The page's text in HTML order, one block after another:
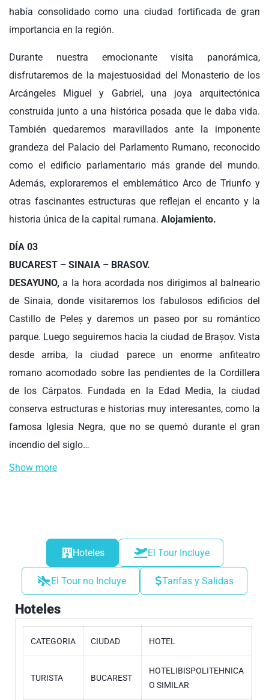
había consolidado como una ciudad fortificada de gran
importancia en la región.
Durante nuestra emocionante visita panorámica,
disfrutaremos de la majestuosidad del Monasterio de los
Arcángeles Miguel y Gabriel, una joya arquitectónica
construida junto a una histórica posada que le daba vida.
También quedaremos maravillados ante la imponente
grandeza del Palacio del Parlamento Rumano, reconocido
como el edificio parlamentario más grande del mundo.
Además, exploraremos el emblemático Arco de Triunfo y
otras fascinantes estructuras que reflejan el encanto y la
historia única de la capital rumana. Alojamiento.
DÍA 03
BUCAREST – SINAIA – BRASOV.
DESAYUNO, a la hora acordada nos dirigimos al balneario
de Sinaia, donde visitaremos los fabulosos edificios del
Castillo de Peleș y daremos un paseo por su romántico
parque. Luego seguiremos hacia la ciudad de Brașov. Vista
desde arriba, la ciudad parece un enorme anfiteatro
romano acomodado sobre las pendientes de la Cordillera
de los Cárpatos. Fundada en la Edad Media, la ciudad
conserva estructuras e historias muy interesantes, como la
famosa Iglesia Negra, que no se quemó durante el gran
incendio del siglo…
Show more
Hoteles El Tour Incluye
El Tour no Incluye Tarifas y Salidas
Hoteles
CATEGORIA CIUDAD HOTEL
TURISTA BUCAREST
HOTELIBISPOLITEHNICA
O SIMILAR